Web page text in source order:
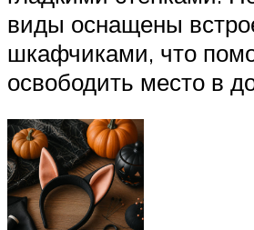
виды оснащены
шкафчиками, что
освободить место в